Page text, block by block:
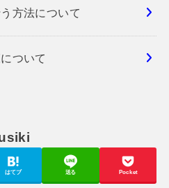
方法について
ついて
はてブ 送る Pocket